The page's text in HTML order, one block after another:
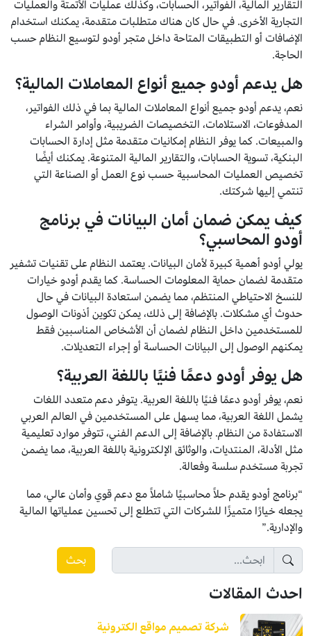
التقارير المالية، الفواتير، الحسابات، وكذلك عمليات الأتمتة والعمليات
التجارية الأخرى. في حال كان هناك متطلبات متقدمة، يمكنك استخدام
الإضافات أو التطبيقات المتاحة داخل متجر أودو لتوسيع النظام حسب
الحاجة.
هل يدعم أودو جميع أنواع المعاملات المالية؟
نعم، يدعم أودو جميع أنواع المعاملات المالية بما في ذلك الفواتير،
المدفوعات، الاستلامات، التخصيصات الضريبية، وأوامر الشراء
والمبيعات. كما يوفر النظام إمكانيات متقدمة مثل إدارة الحسابات
البنكية، تسوية الحسابات، والتقارير المالية المتنوعة. يمكنك أيضًا
تخصيص العمليات المحاسبية حسب نوع العمل أو الصناعة التي
تنتمي إليها شركتك.
كيف يمكن ضمان أمان البيانات في برنامج
أودو المحاسبي؟
يولي أودو أهمية كبيرة لأمان البيانات. يعتمد النظام على تقنيات تشفير
متقدمة لضمان حماية المعلومات الحساسة. كما يقدم أودو خيارات
للنسخ الاحتياطي المنتظم، مما يضمن استعادة البيانات في حال
حدوث أي مشكلات. بالإضافة إلى ذلك، يمكن تكوين أذونات الوصول
للمستخدمين داخل النظام لضمان أن الأشخاص المناسبين فقط
يمكنهم الوصول إلى البيانات الحساسة أو إجراء التعديلات.
هل يوفر أودو دعمًا فنيًا باللغة العربية؟
نعم، يوفر أودو دعمًا فنيًا باللغة العربية. يتوفر دعم متعدد اللغات
يشمل اللغة العربية، مما يسهل على المستخدمين في العالم العربي
الاستفادة من النظام. بالإضافة إلى الدعم الفني، تتوفر موارد تعليمية
مثل الأدلة، المنتديات، والوثائق الإلكترونية باللغة العربية، مما يضمن
تجربة مستخدم سلسة وفعالة.
“برنامج أودو يقدم حلاً محاسبيًا شاملاً مع دعم قوي وأمان عالي، مما
يجعله خيارًا متميزًا للشركات التي تتطلع إلى تحسين عملياتها المالية
والإدارية.”
بحث
احدث المقالات
شركة تصميم مواقع الكترونية